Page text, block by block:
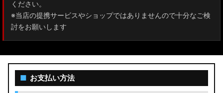
ください。
※当店の提携サービスやショップではありませんので十分なご検
討をお願いします
■ お支払い方法